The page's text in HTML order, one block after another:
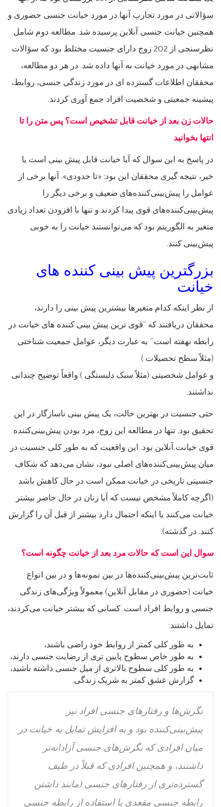
سؤالاتی در مورد تجارب آنها در مورد خیانت جنسی حضوری و
همچنین خیانت جنسی آنلاین پرسیده شد. مطالعه دوم شامل
نظرسنجی از 202 زوج دارای جنسیت مختلط بود که سؤالات
مشابهی در مورد خیانت به آنها داده شد. در هر دو مطالعه،
محققان اطلاعات گسترده ای در مورد زندگی جنسی، روابط،
پیشینه جمعیتی و شخصیت افراد جمع آوری کردند.
حالات زن بعد از خیانت قابل تشخیص است؟ پس متن را تا
انتها بخوانید
در پاسخ به این سوال که آیا خیانت قابل پیش بینی است یا
خیر، نتیجه گیری محققان این بود: «تا حدودی». آنها برخی از
عوامل را پیش‌بینی‌کننده‌های ضعیف و برخی دیگر را
پیش‌بینی‌کننده‌های قوی پیدا کردند و تنها با افزودن تعداد زیادی
متغیر به الگوریتم بود که می‌توانستند خیانت را به خوبی
پیش‌بینی کنند.
بزرگترین پیش بینی کننده های
خیانت
از نظر اینکه کدام متغیرها بیشترین پیش بینی را دارند،
محققان دریافتند که “قوی ترین پیش بینی کننده های خیانت در
رابطه نهفته است.” به عبارت دیگر، عوامل جمعیت شناختی
(مثلاً سطح تحصیلات )
و عوامل شخصیتی (مثلاً سبک دلبستگی ) واقعاً توضیح چندانی
نداشتند.
حتی جنسیت در بهترین حالت، یک پیش بینی ناسازگار در این
تحقیق بود. تنها در مطالعه این زوج، مرد بودن پیش‌بینی‌کننده
قوی خیانت آنلاین بود. این واقعیت که به طور کلی جنسیت در
میان پیش‌بینی‌کننده‌های اصلی نبود، نشان می‌دهد که شکاف
جنسیتی تاریخی در خیانت ممکن است در حال کاهش باشد
(اگرچه کاملاً مشخص نیست که آیا زنان در حال حاضر بیشتر
خیانت می‌کنند یا اینکه احتمال دارد بیشتر از قبل آن را گزارش
کنند. در گذشته).
سوال این است که حالات مرد بعد از خیانت چگونه است؟
ثابت‌ترین پیش‌بینی‌کننده‌ها در بین نمونه‌ها و در بین انواع
خیانت (حضوری در مقابل آنلاین) معمولاً ویژگی‌های زندگی
جنسی و روابط افراد است. کسانی که بیشتر خیانت می‌کردند،
تمایل داشتند:
به طور کلی کمتر از روابط خود راضی باشند،
به طور خاص سطوح پایین تری از رضایت جنسی دارند،
به طور کلی سطوح بالاتری از میل جنسی داشته باشید،
گزارش عشق کمتر به شریک زندگی.
نگرش‌ها و رفتارهای جنسی افراد نیز
پیش‌بینی‌کننده بود و به افزایش تمایل به خیانت در
میان افرادی که نگرش‌های جنسی آزادانه‌تر
داشتند، و همچنین افرادی که قبلاً در طیف
گسترده‌تری از رفتارهای جنسی (مانند داشتن
رابطه جنسی مقعدی یا استفاده از رابطه جنسی